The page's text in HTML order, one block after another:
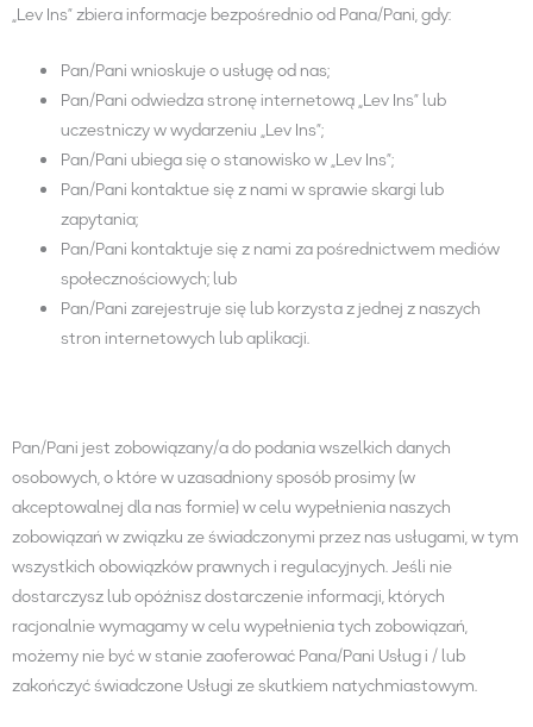
„Lev Ins” zbiera informacje bezpośrednio od Pana/Pani, gdy:
Pan/Pani wnioskuje o usługę od nas;
Pan/Pani odwiedza stronę internetową „Lev Ins” lub
uczestniczy w wydarzeniu „Lev Ins”;
Pan/Pani ubiega się o stanowisko w „Lev Ins”;
Pan/Pani kontaktue się z nami w sprawie skargi lub
zapytania;
Pan/Pani kontaktuje się z nami za pośrednictwem mediów
społecznościowych; lub
Pan/Pani zarejestruje się lub korzysta z jednej z naszych
stron internetowych lub aplikacji.
Pan/Pani jest zobowiązany/a do podania wszelkich danych
osobowych, o które w uzasadniony sposób prosimy (w
akceptowalnej dla nas formie) w celu wypełnienia naszych
zobowiązań w związku ze świadczonymi przez nas usługami, w tym
wszystkich obowiązków prawnych i regulacyjnych. Jeśli nie
dostarczysz lub opóźnisz dostarczenie informacji, których
racjonalnie wymagamy w celu wypełnienia tych zobowiązań,
możemy nie być w stanie zaoferować Pana/Pani Usług i / lub
zakończyć świadczone Usługi ze skutkiem natychmiastowym.